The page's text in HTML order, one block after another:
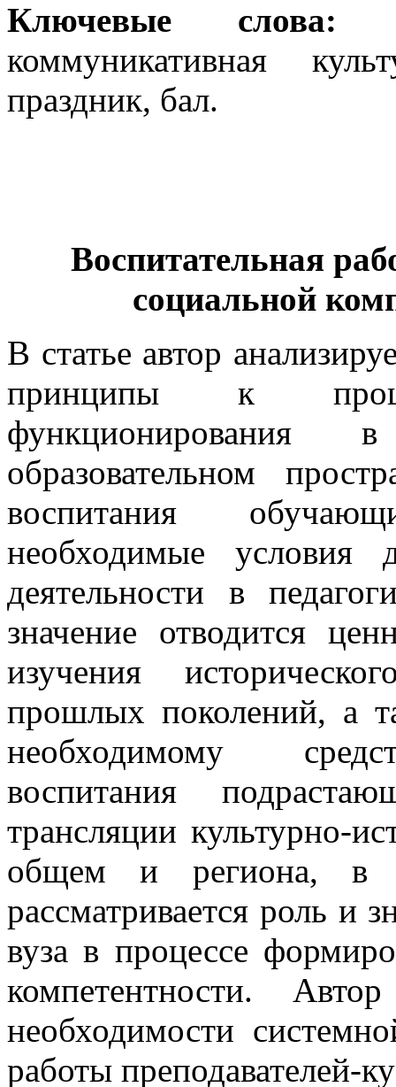
Ключевые
коммуникативная
праздник, бал.
Воспитательная
социальной
В статье автор
принципы к
функционирования
образовательном
воспитания
необходимые условия
деятельности в
значение отводится
изучения
прошлых поколений, а
необходимому
воспитания
трансляции культурно-
общем и региона, в
рассматривается роль и
вуза в процессе
компетентности.
необходимости
работы преподавателей-